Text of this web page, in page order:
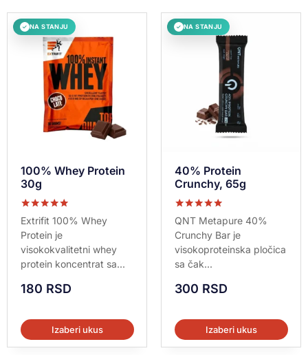
✓ NA STANJU
100% Whey Protein
30g
Ocenjeno sa
5.00
od 5
Extrifit 100% Whey
Protein je
visokokvalitetni whey
protein koncentrat sa...
180 RSD
Izaberi ukus
✓ NA STANJU
40% Protein
Crunchy, 65g
Ocenjeno sa
5.00
od 5
QNT Metapure 40%
Crunchy Bar je
visokoproteinska pločica
sa čak...
300 RSD
Izaberi ukus